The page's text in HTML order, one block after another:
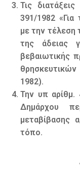
Τις
391/1982 «Για
µε την τέλεση
της άδειας
βεβαιωτικής
1982).
Την υπ αρίθμ.
Δηµάρχου
µεταβίβασης
τόπο.